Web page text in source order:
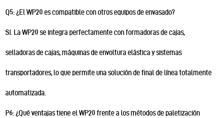
Q5: ¿El WP20 es compatible con otros equipos de envasado?
Sí. La WP20 se integra perfectamente con formadoras de cajas,
selladoras de cajas, máquinas de envoltura elástica y sistemas
transportadores, lo que permite una solución de final de línea totalmente
automatizada.
P6: ¿Qué ventajas tiene el WP20 frente a los métodos de paletización